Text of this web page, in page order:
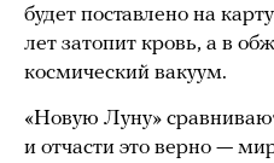
будет поставлено на
лет затопит кровь, а в
космический вакуум.
«Новую Луну»
и отчасти это верно —